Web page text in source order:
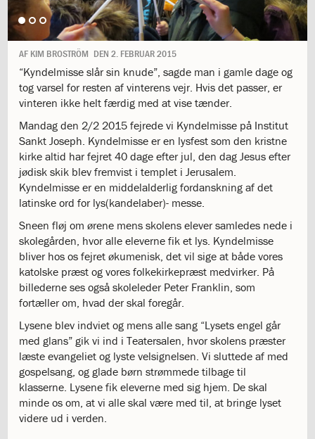
days
of
giving
it
Grow
1.13:
Move
it!
1.14:
Ucycle
We
cycle
Recycle
1.15:
Historie
af
Institut
Jeanne
d’Arc
1.17:
Markering
af
katastrofen
på
Institut
Jeanne
d’Arc
1.18:
Bestyrelsen
1.19:
Ledelsen
AF KIM BROSTRÖM DEN 2. FEBRUAR 2015
“Kyndelmisse slår sin knude”, sagde man i gamle dage og
tog varsel for resten af vinterens vejr. Hvis det passer, er
vinteren ikke helt færdig med at vise tænder.
Mandag den 2/2 2015 fejrede vi Kyndelmisse på Institut
Sankt Joseph. Kyndelmisse er en lysfest som den kristne
kirke altid har fejret 40 dage efter jul, den dag Jesus efter
jødisk skik blev fremvist i templet i Jerusalem.
Kyndelmisse er en middelalderlig fordanskning af det
latinske ord for lys(kandelaber)- messe.
Sneen fløj om ørene mens skolens elever samledes nede i
skolegården, hvor alle eleverne fik et lys. Kyndelmisse
bliver hos os fejret økumenisk, det vil sige at både vores
katolske præst og vores folkekirkepræst medvirker. På
billederne ses også skoleleder Peter Franklin, som
fortæller om, hvad der skal foregår.
Lysene blev indviet og mens alle sang “Lysets engel går
med glans” gik vi ind i Teatersalen, hvor skolens præster
læste evangeliet og lyste velsignelsen. Vi sluttede af med
gospelsang, og glade børn strømmede tilbage til
klasserne. Lysene fik eleverne med sig hjem. De skal
minde os om, at vi alle skal være med til, at bringe lyset
videre ud i verden.